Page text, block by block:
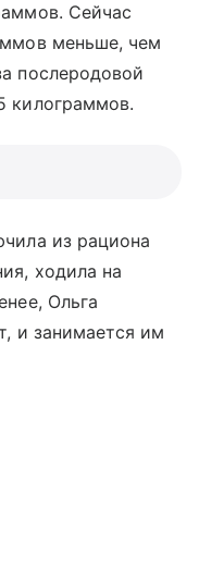
Сейчас
меньше, чем
послеродовой
килограммов.
из рациона
ходила на
Ольга
и занимается им